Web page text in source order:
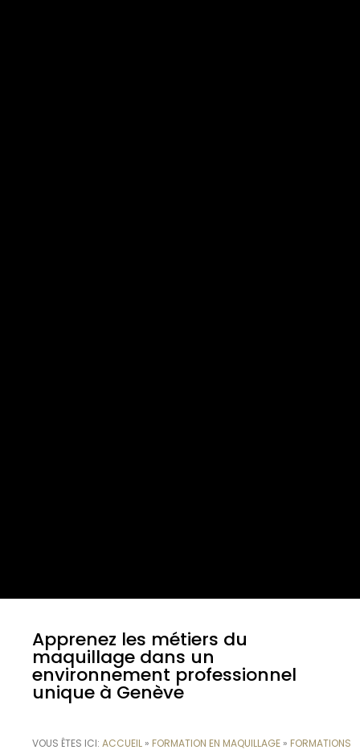
Apprenez les métiers du
maquillage dans un
environnement professionnel
unique à Genève
VOUS ÊTES ICI: ACCUEIL » FORMATION EN MAQUILLAGE » FORMATIONS